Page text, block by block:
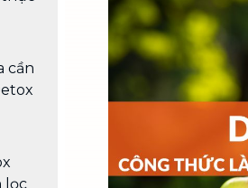
Chuyển nhà trọn
dẹp nơi đi nơi đến
Vệ sinh công nghiệp
Vệ sinh chuyên
phòng, nhà xưởng,
cần
lọc